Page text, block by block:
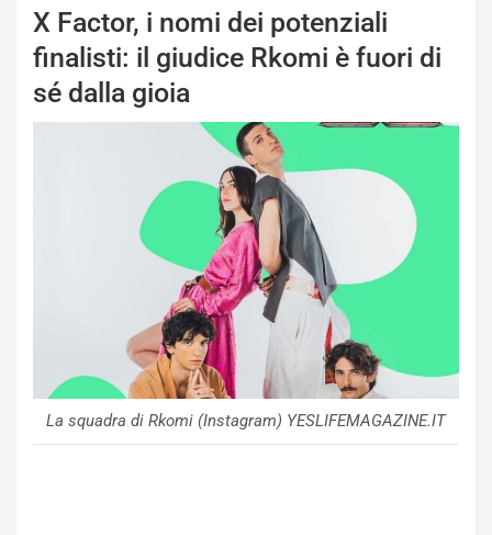
X Factor, i nomi dei potenziali
finalisti: il giudice Rkomi è fuori di
sé dalla gioia
La squadra di Rkomi (Instagram) YESLIFEMAGAZINE.IT